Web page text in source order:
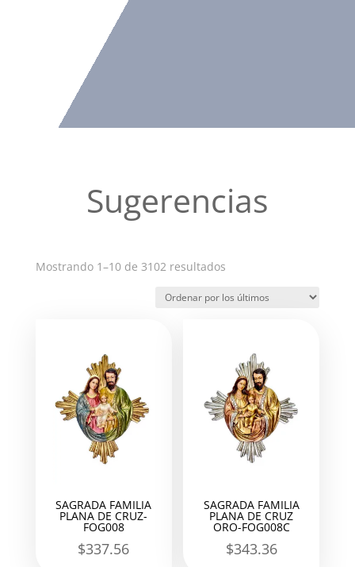
Sugerencias
Mostrando 1–10 de 3102 resultadosOrdenado
los
SAGRADA FAMILIA
PLANA DE CRUZ-
FOG008
$337.56
SAGRADA FAMILIA
PLANA DE CRUZ
ORO-FOG008C
$343.36